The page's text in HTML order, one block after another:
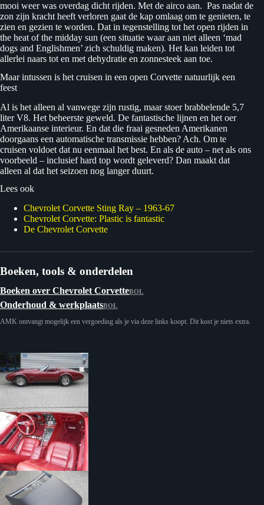
mooi weer was overdag dicht rijden. Met de airco aan. Pas nadat de
zon zijn kracht heeft verloren gaat de kap omlaag om te genieten, te
zien en gezien te worden. Dat in tegenstelling tot het open rijden in
the heat of the midday sun (een situatie waar aan niet alleen ‘mad
dogs and Englishmen’ zich schuldig maken). Het kan leiden tot
allerlei naars tot en met dehydratie en zonnesteek aan toe.
Maar intussen is het cruisen in een open Corvette natuurlijk een
feest
Al is het alleen al vanwege zijn rustig, maar stoer brabbelende 5,7
liter V8. Het beheerste geweld. De fantastische lijnen en het oer
Amerikaanse interieur. En dat die fraai gesneden Amerikanen
doorgaans een automatische transmissie hebben? Ach. Om te
cruisen voldoet dat nu eenmaal het best. En als de auto – net als ons
voorbeeld – inclusief hard top wordt geleverd? Dan maakt dat
alleen al dat het seizoen nog langer duurt.
Lees ook
Chevrolet Corvette Sting Ray – 1963-67
Chevrolet Corvette: Plastic is fantastic
De Chevrolet Corvette
Boeken, tools & onderdelen
Boeken over Chevrolet CorvetteBOL
Onderhoud & werkplaatsBOL
AMK ontvangt mogelijk een vergoeding als je via deze links koopt. Dit kost je niets extra.